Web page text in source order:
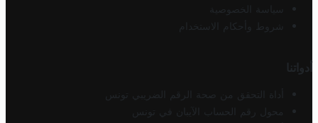
سياسة الخصوصية
شروط وأحكام الاستخدام
أدواتنا
أداة التحقق من صحة الرقم الضريبي تونس
محول رقم الحساب الآيبان في تونس